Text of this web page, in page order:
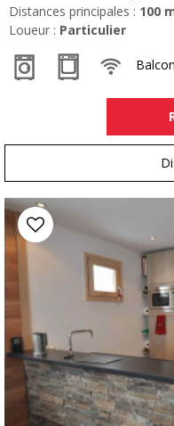
Distances principales : 100
Loueur : Particulier